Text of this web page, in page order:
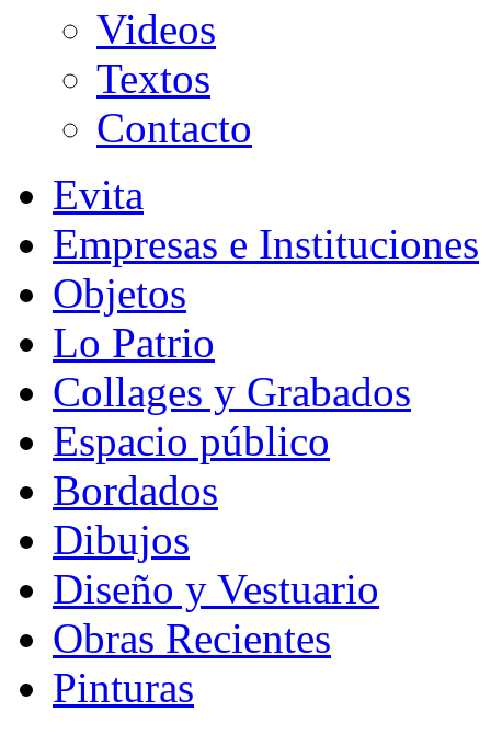
Videos
Textos
Contacto
Evita
Empresas e Instituciones
Objetos
Lo Patrio
Collages y Grabados
Espacio público
Bordados
Dibujos
Diseño y Vestuario
Obras Recientes
Pinturas